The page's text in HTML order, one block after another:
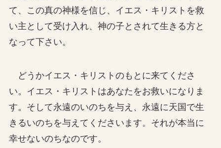
て、この真の神様を信じ、イエス・キリストを救
い主として受け入れ、神の子とされて生きる方と
なって下さい。
どうかイエス・キリストのもとに来てくださ
い。イエス・キリストはあなたをお救いになりま
す。そして永遠のいのちを与え、永遠に天国で生
きるいのちを与えてくださいます。それが本当に
幸せないのちなのです。